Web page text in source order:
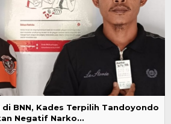
di BNN, Kades Terpilih Tandoyondo
Negatif Narko…